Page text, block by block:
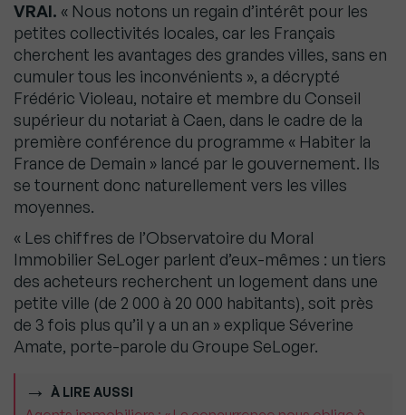
VRAI. « Nous notons un regain d’intérêt pour les
petites collectivités locales, car les Français
cherchent les avantages des grandes villes, sans en
cumuler tous les inconvénients », a décrypté
Frédéric Violeau, notaire et membre du Conseil
supérieur du notariat à Caen, dans le cadre de la
première conférence du programme « Habiter la
France de Demain » lancé par le gouvernement. Ils
se tournent donc naturellement vers les villes
moyennes.
« Les chiffres de l’Observatoire du Moral
Immobilier SeLoger parlent d’eux-mêmes : un tiers
des acheteurs recherchent un logement dans une
petite ville (de 2 000 à 20 000 habitants), soit près
de 3 fois plus qu’il y a un an » explique Séverine
Amate, porte-parole du Groupe SeLoger.
À LIRE AUSSI